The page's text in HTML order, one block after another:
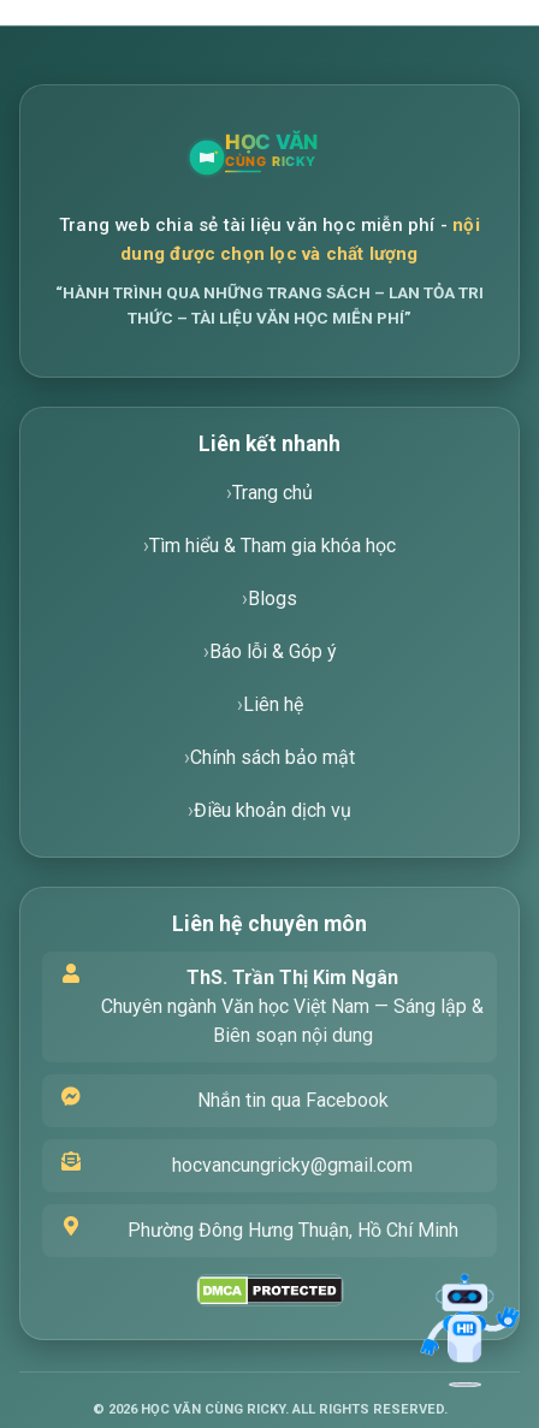
tìm kiếm các bài viết về văn học. Hãy nhập từ
khóa mà bạn quan tâm, tôi sẽ giúp bạn ngay
Trang web chia sẻ tài liệu văn học miễn phí - nội
dung được chọn lọc và chất lượng
“HÀNH TRÌNH QUA NHỮNG TRANG SÁCH – LAN TỎA TRI
THỨC – TÀI LIỆU VĂN HỌC MIỄN PHÍ”
Liên kết nhanh
Trang chủ
Tìm hiểu & Tham gia khóa học
Blogs
Báo lỗi & Góp ý
Liên hệ
Chính sách bảo mật
Điều khoản dịch vụ
Liên hệ chuyên môn
ThS. Trần Thị Kim Ngân
Chuyên ngành Văn học Việt Nam — Sáng lập &
Biên soạn nội dung
Nhắn tin qua Facebook
hocvancungricky@gmail.com
Phường Đông Hưng Thuận, Hồ Chí Minh
© 2026HỌC VĂN CÙNG RICKY. ALL RIGHTS RESERVED.